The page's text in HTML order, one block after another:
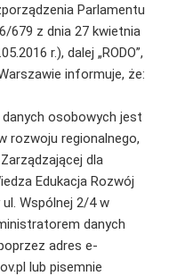
Parlamentu
679 z dnia 27 kwietnia
r.), dalej „RODO”,
informuje, że:
osobowych jest
rozwoju regionalnego,
dla
Edukacja Rozwój
Wspólnej 2/4 w
danych
adres e-
lub pisemnie